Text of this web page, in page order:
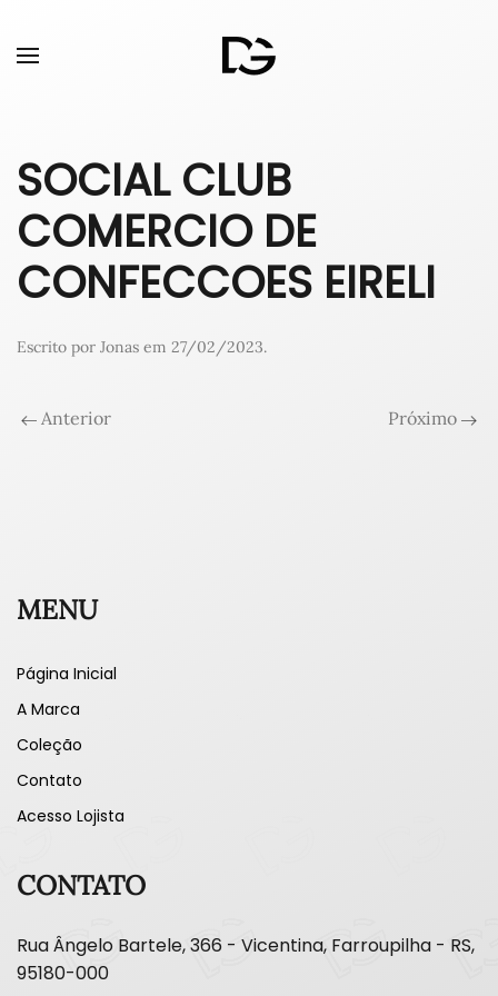
SOCIAL CLUB
COMERCIO DE
CONFECCOES EIRELI
Escrito por Jonas em 27/02/2023.
Anterior Próximo
MENU
Página Inicial
A Marca
Coleção
Contato
Acesso Lojista
CONTATO
Rua Ângelo Bartele, 366 - Vicentina, Farroupilha - RS,
95180-000